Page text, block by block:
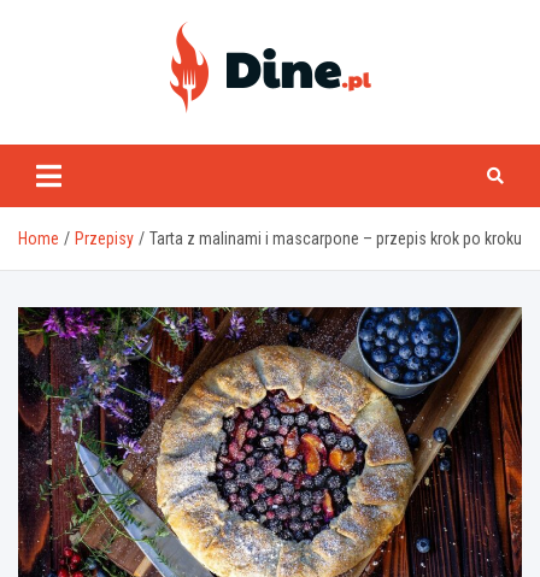
www.dine.pl
Home Przepisy Tarta z malinami i mascarpone – przepis krok po kroku